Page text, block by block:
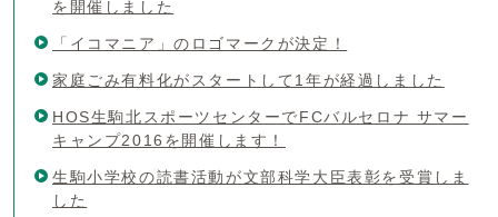
を開催しました
「イコマニア」のロゴマークが決定！
家庭ごみ有料化がスタートして1年が経過しました
HOS生駒北スポーツセンターでFCバルセロナ サマー
キャンプ2016を開催します！
生駒小学校の読書活動が文部科学大臣表彰を受賞しま
した